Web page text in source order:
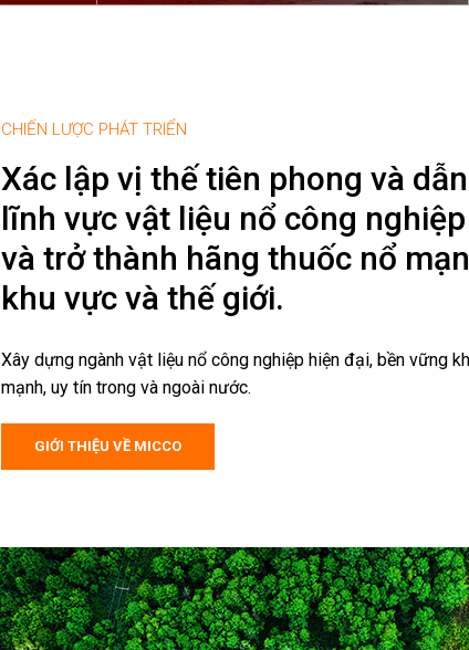
CHIẾN LƯỢC PHÁT TRIỂN
Xác lập vị thế tiên phong và
lĩnh vực vật liệu nổ công
và trở thành hãng thuốc nổ
khu vực và thế giới.
Xây dựng ngành vật liệu nổ công nghiệp hiện đại, bền vững
mạnh, uy tín trong và ngoài nước.
GIỚI THIỆU VỀ MICCO